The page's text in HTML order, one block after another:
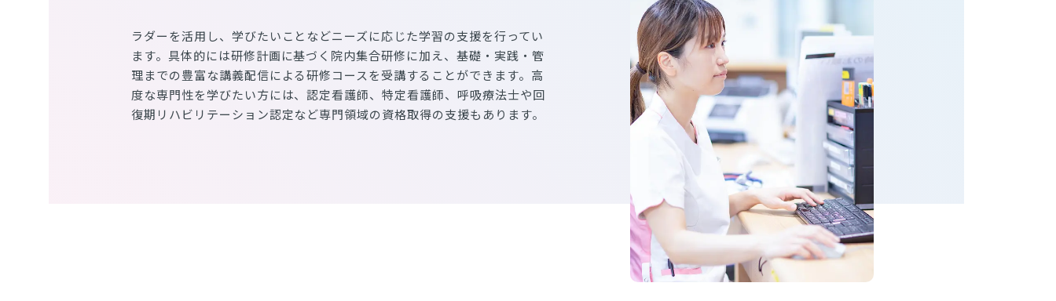
ラダーを活用し、学びたいことなどニーズに応じた学習の支援を行ってい
ます。具体的には研修計画に基づく院内集合研修に加え、基礎・実践・管
理までの豊富な講義配信による研修コースを受講することができます。高
度な専門性を学びたい方には、認定看護師、特定看護師、呼吸療法士や回
復期リハビリテーション認定など専門領域の資格取得の支援もあります。